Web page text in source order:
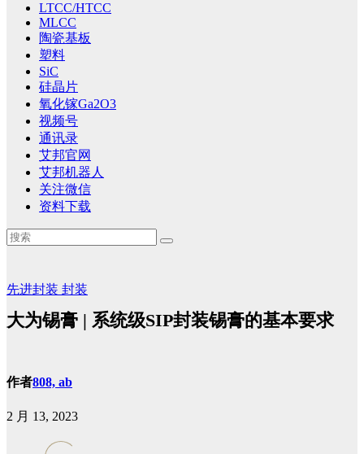
LTCC/HTCC
MLCC
陶瓷基板
塑料
SiC
硅晶片
氧化镓Ga2O3
视频号
通讯录
艾邦官网
艾邦机器人
关注微信
资料下载
先进封装 封装
大为锡膏 | 系统级SIP封装锡膏的基本要求
作者808, ab
2 月 13, 2023